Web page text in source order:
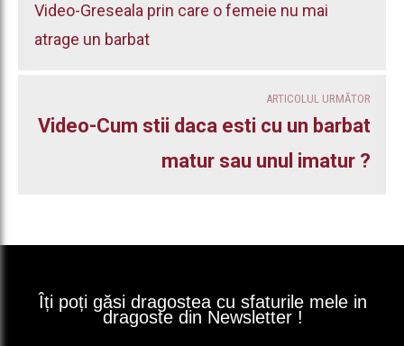
Video-Greseala prin care o femeie nu mai
atrage un barbat
ARTICOLUL URMĂTOR
Video-Cum stii daca esti cu un barbat
matur sau unul imatur ?
Îți poți găsi dragostea cu sfaturile mele in
dragoste din Newsletter !